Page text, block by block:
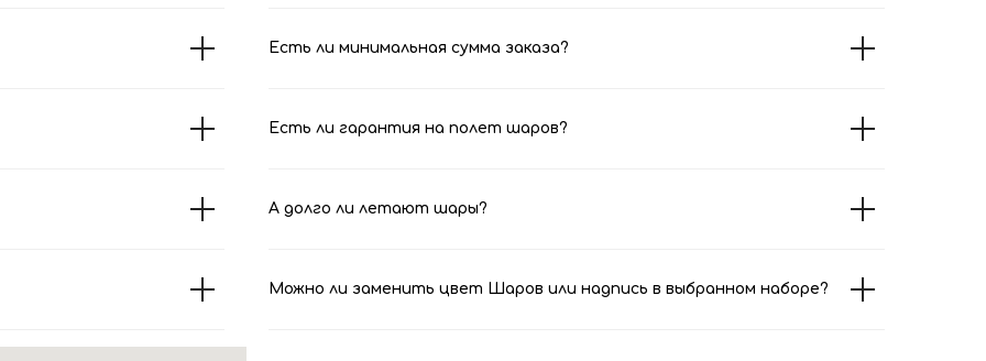
Есть ли минимальная сумма заказа?
Есть ли гарантия на полет шаров?
А долго ли летают шары?
Можно ли заменить цвет Шаров или надпись в выбранном наборе?